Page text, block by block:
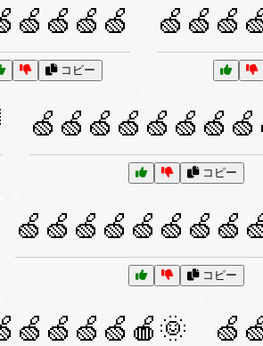
コピー
コピー
コピー